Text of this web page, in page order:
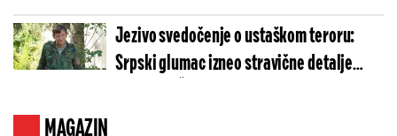
Jezivo svedočenje o ustaškom teroru:
Srpski glumac izneo stravične detalje
MAGAZIN